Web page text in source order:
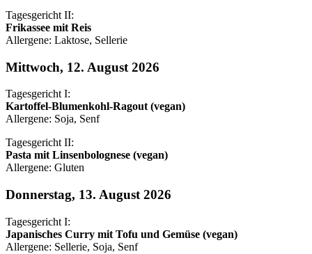
Tagesgericht II:
Frikassee mit Reis
Allergene: Laktose, Sellerie
Mittwoch, 12. August 2026
Tagesgericht I:
Kartoffel-Blumenkohl-Ragout (vegan)
Allergene: Soja, Senf
Tagesgericht II:
Pasta mit Linsenbolognese (vegan)
Allergene: Gluten
Donnerstag, 13. August 2026
Tagesgericht I:
Japanisches Curry mit Tofu und Gemüse (vegan)
Allergene: Sellerie, Soja, Senf